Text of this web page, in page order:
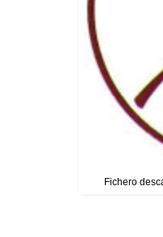
Fichero